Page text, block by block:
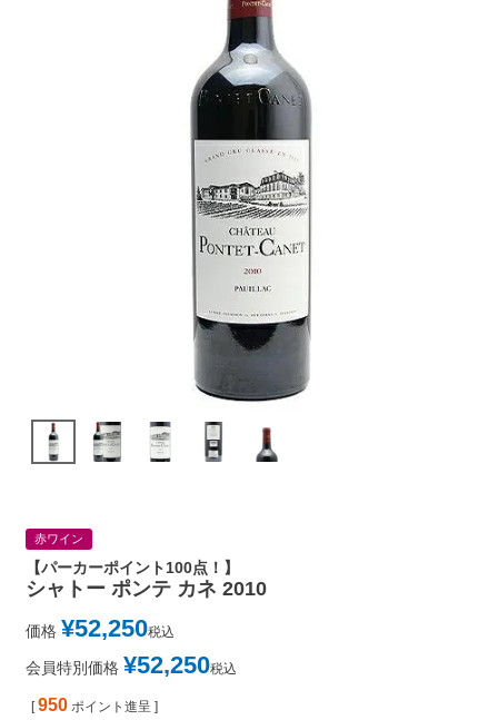
赤ワイン
【パーカーポイント100点！】
シャトー ポンテ カネ 2010
価格 ¥52,250税込
会員特別価格 ¥52,250税込
[ 950 ポイント進呈 ]